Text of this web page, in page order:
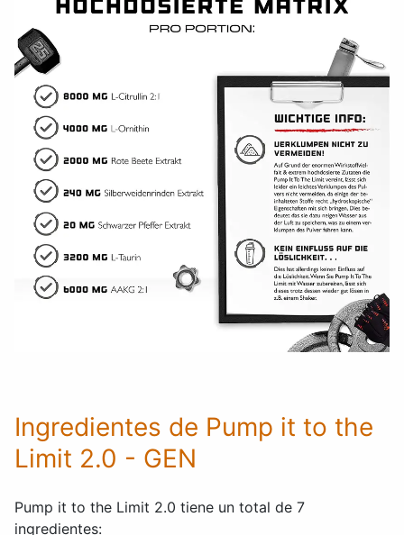
Ingredientes de Pump it to the
Limit 2.0 - GEN
Pump it to the Limit 2.0 tiene un total de 7
ingredientes: